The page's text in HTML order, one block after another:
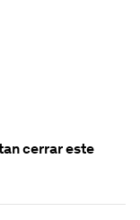
cerrar este